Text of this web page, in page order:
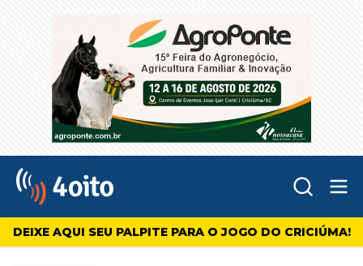
4oito
DEIXE AQUI SEU PALPITE PARA O JOGO DO CRICIÚMA!